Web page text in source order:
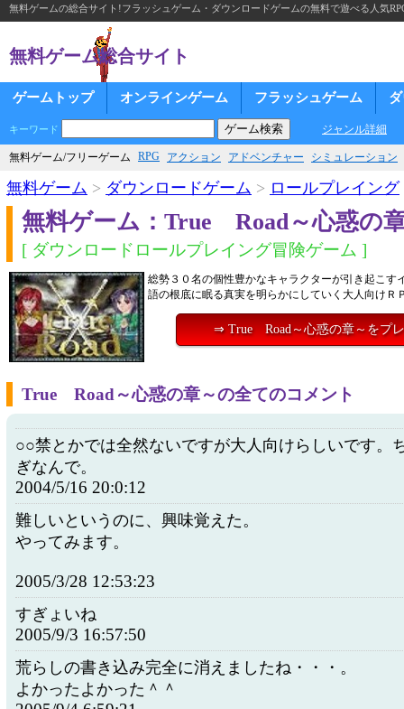
無料ゲームの総合サイト!フラッシュゲーム・ダウンロードゲームの無料で遊べる人気
無料ゲーム総合サイト
ゲームトップ オンラインゲーム フラッシュゲーム
キーワード ジャンル詳細
無料ゲーム/フリーゲーム RPG アクション アドベンチャー シミュレーション
無料ゲーム > ダウンロードゲーム > ロールプレイング
無料ゲーム：True Road～心惑の
[ ダウンロードロールプレイング冒険ゲーム ]
総勢３０名の個性豊かなキャラクターが引き起こす
語の根底に眠る真実を明らかにしていく大人向けＲ
⇒ True Road～心惑の章～をプ
True Road～心惑の章～の全てのコメント
○○禁とかでは全然ないですが大人向けらしいです。
ぎなんで。
2004/5/16 20:0:12
難しいというのに、興味覚えた。
やってみます。
2005/3/28 12:53:23
すぎょいね
2005/9/3 16:57:50
荒らしの書き込み完全に消えましたね・・・。
よかったよかった＾＾